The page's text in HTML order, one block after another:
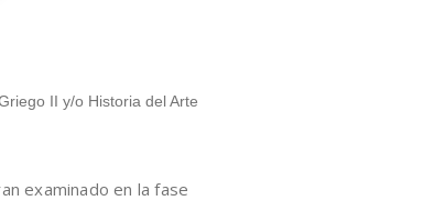
II y/o Historia del Arte
examinado en la fase